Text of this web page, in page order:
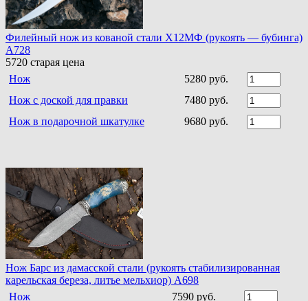
Филейный нож из кованой стали Х12МФ (рукоять — бубинга)
A728
5720 старая цена
Нож
5280 руб.
Нож с доской для правки
7480 руб.
Нож в подарочной шкатулке
9680 руб.
Нож Барс из дамасской стали (рукоять стабилизированная
карельская береза, литье мельхиор) A698
Нож
7590 руб.